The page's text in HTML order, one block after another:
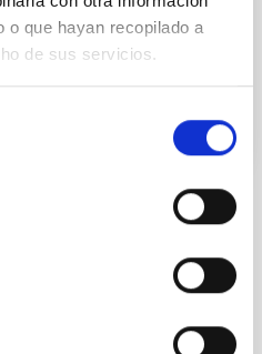
o que hayan recopilado a
de sus servicios.
21/04/2017